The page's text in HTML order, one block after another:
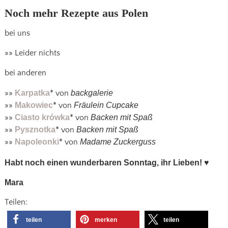
Noch mehr Rezepte aus Polen
bei uns
»» Leider nichts
bei anderen
»» Karpatka* von backgalerie
»» Makowiec* von Fräulein Cupcake
»» Ciasto krówka* von Backen mit Spaß
»» Pysznotka* von Backen mit Spaß
»» Napoleonki* von Madame Zuckerguss
Habt noch einen wunderbaren Sonntag, ihr Lieben! ♥
Mara
Teilen:
teilen merken teilen